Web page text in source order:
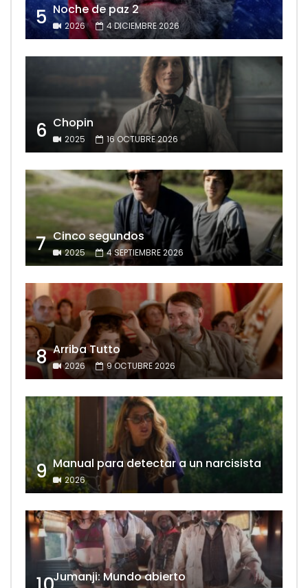
5 Noche de paz 2
2026 4 DICIEMBRE 2026
6 Chopin
2025 16 OCTUBRE 2026
7 Cinco segundos
2025 4 SEPTIEMBRE 2026
8 Arriba Tutto
2026 9 OCTUBRE 2026
9 Manual para detectar a un narcisista
2026
Jumanji: Mundo abierto